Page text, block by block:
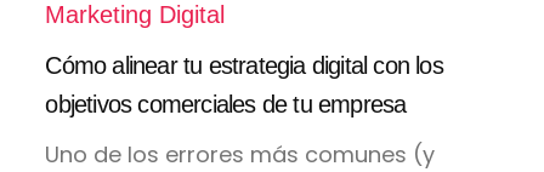
Marketing Digital
Cómo alinear tu estrategia digital con los
objetivos comerciales de tu empresa
Uno de los errores más comunes (y